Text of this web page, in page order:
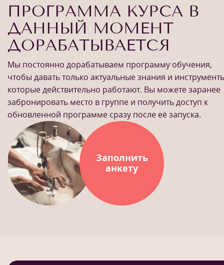
ПРОГРАММА КУРСА В
ДАННЫЙ МОМЕНТ
ДОРАБАТЫВАЕТСЯ
Мы постоянно дорабатываем программу обучения,
чтобы давать только актуальные знания и
которые действительно работают. Вы можете заранее
забронировать место в группе и получить доступ к
обновленной программе сразу после её запуска.
Заполнить
анкету